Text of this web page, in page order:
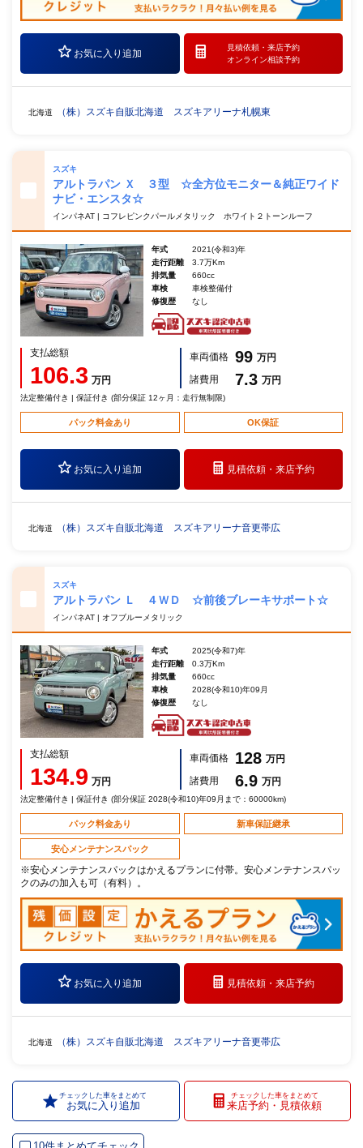
お気に入り追加
見積依頼・ 来店予約
オンライン相談予約
北海道 （株）スズキ自販北海道 スズキアリーナ札幌東
スズキ
アルトラパン Ｘ ３型 ☆全方位モニター＆純正ワイド
ナビ・エンスタ☆
インパネAT | コフレピンクパールメタリック ホワイト２トーンルーフ
年式
2021(令和3)年
走行距離
3.7万Km
排気量
660cc
車検
車検整備付
修復歴
なし
支払総額
106.3 万円
車両価格 99 万円
諸費用
7.3 万円
法定整備付き | 保証付き (部分保証 12ヶ月：走行無制限)
パック料金あり OK保証
お気に入り追加 見積依頼・来店予約
北海道 （株）スズキ自販北海道 スズキアリーナ音更帯広
スズキ
アルトラパン Ｌ ４ＷＤ ☆前後ブレーキサポート☆
インパネAT | オフブルーメタリック
年式
2025(令和7)年
走行距離
0.3万Km
排気量
660cc
車検
2028(令和10)年09月
修復歴
なし
支払総額
134.9 万円
車両価格 128 万円
諸費用
6.9 万円
法定整備付き | 保証付き (部分保証 2028(令和10)年09月まで：60000km)
パック料金あり 新車保証継承
安心メンテナンスパック
※安心メンテナンスパックはかえるプランに付帯。安心メンテナンスパッ
クのみの加入も可（有料）。
お気に入り追加 見積依頼・来店予約
北海道 （株）スズキ自販北海道 スズキアリーナ音更帯広
チェックした車をまとめて
お気に入り追加
チェックした車をまとめて
来店予約・見積依頼